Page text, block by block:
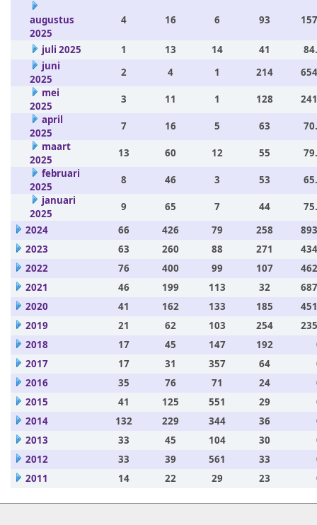
augustus
2025
4 16 6 93
juli 2025 1 13 14 41
juni
2025
2 4 1 214
mei
2025
3 11 1 128
april
2025
7 16 5 63
maart
2025
13 60 12 55
februari
2025
8 46 3 53
januari
2025
9 65 7 44
2024
66 426 79 258
2023
63 260 88 271
2022
76 400 99 107
2021
46 199 113 32
2020
41 162 133 185
2019
21 62 103 254
2018
17 45 147 192
2017
17 31 357 64
2016
35 76 71 24
2015
41 125 551 29
2014
132 229 344 36
2013
33 45 104 30
2012
33 39 561 33
2011
14 22 29 23